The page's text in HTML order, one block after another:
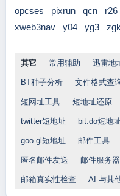
opcses
pixrun qcn r26
xweb3nav
y04 yg3 zgk
其它 常用辅助 迅雷地
BT种子分析 文件格式查
短网址工具 短地址还原
twitter短地址 bit.do短地址
goo.gl短地址 邮件工具
匿名邮件发送 邮件服务
邮箱真实性检查 AI 与其